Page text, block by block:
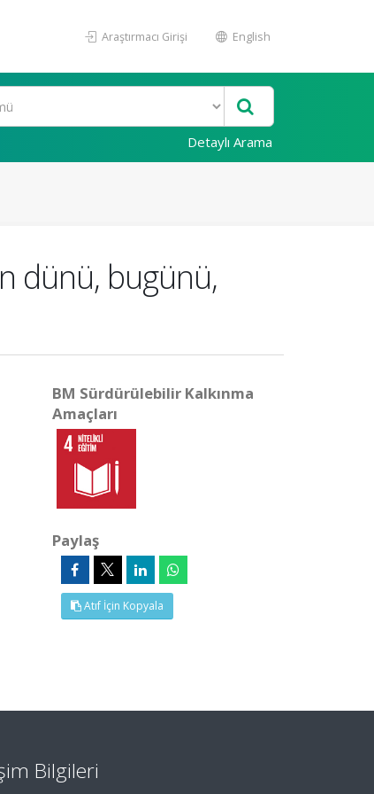
Araştırmacı Girişi English
Detaylı Arama
dünü, bugünü,
BM Sürdürülebilir Kalkınma
Amaçları
Paylaş
Atıf İçin Kopyala
Bilgileri